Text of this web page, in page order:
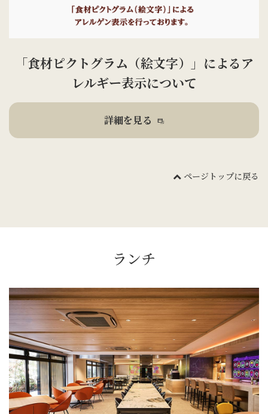
「食材ピクトグラム（絵文字）」による ア
レルギー表示について
詳細を見る
ページトップに戻る
ランチ